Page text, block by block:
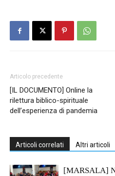
Articolo precedente
[IL DOCUMENTO] Online la
rilettura biblico-spirituale
dell’esperienza di pandemia
Articoli correlati Altri articoli
[MARSALA]